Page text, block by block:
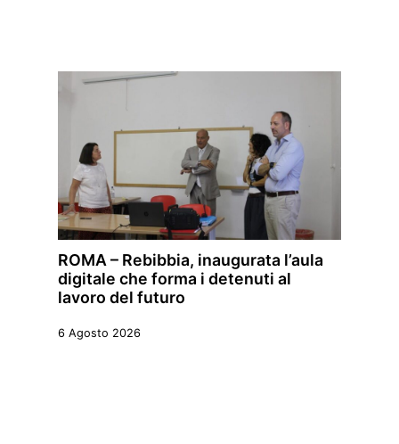
ROMA – Rebibbia, inaugurata l’aula
digitale che forma i detenuti al
lavoro del futuro
6 Agosto 2026